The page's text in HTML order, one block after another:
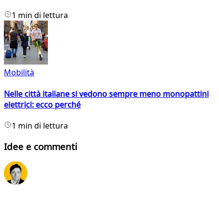
1 min di lettura
Mobilità
Nelle città italiane si vedono sempre meno monopattini
elettrici: ecco perché
1 min di lettura
Idee e commenti